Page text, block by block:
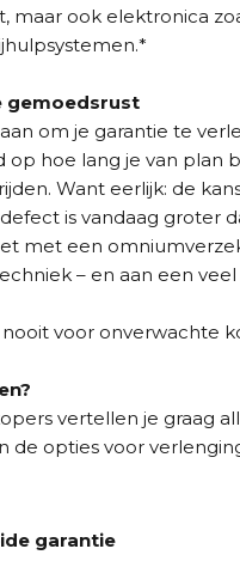
maar ook elektronica
gemoedsrust
om je garantie te
op hoe lang je van plan
Want eerlijk: de
is vandaag groter
met een
– en aan een
voor onverwachte
vertellen je graag
de opties voor
garantie